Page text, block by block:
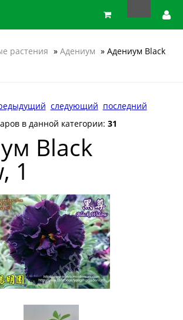
растения » Адениум » Адениум Black
следующий последний
в данной категории: 31
Black
1